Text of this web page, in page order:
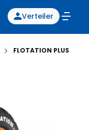
Verteiler
FLOTATION PLUS